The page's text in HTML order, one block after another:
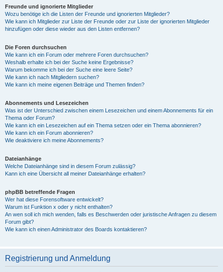
Freunde und ignorierte Mitglieder
Wozu benötige ich die Listen der Freunde und ignorierten Mitglieder?
Wie kann ich Mitglieder zur Liste der Freunde oder zur Liste der ignorierten Mitglieder
hinzufügen oder diese wieder aus den Listen entfernen?
Die Foren durchsuchen
Wie kann ich ein Forum oder mehrere Foren durchsuchen?
Weshalb erhalte ich bei der Suche keine Ergebnisse?
Warum bekomme ich bei der Suche eine leere Seite?
Wie kann ich nach Mitgliedern suchen?
Wie kann ich meine eigenen Beiträge und Themen finden?
Abonnements und Lesezeichen
Was ist der Unterschied zwischen einem Lesezeichen und einem Abonnements für ein
Thema oder Forum?
Wie kann ich ein Lesezeichen auf ein Thema setzen oder ein Thema abonnieren?
Wie kann ich ein Forum abonnieren?
Wie deaktiviere ich meine Abonnements?
Dateianhänge
Welche Dateianhänge sind in diesem Forum zulässig?
Kann ich eine Übersicht all meiner Dateianhänge erhalten?
phpBB betreffende Fragen
Wer hat diese Forensoftware entwickelt?
Warum ist Funktion x oder y nicht enthalten?
An wen soll ich mich wenden, falls es Beschwerden oder juristische Anfragen zu diesem
Forum gibt?
Wie kann ich einen Administrator des Boards kontaktieren?
Registrierung und Anmeldung